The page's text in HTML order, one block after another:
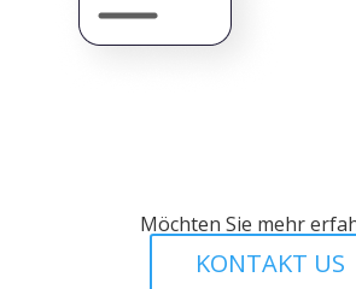
Möchten Sie mehr
KONTAKT US